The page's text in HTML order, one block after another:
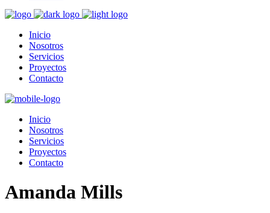
Inicio
Nosotros
Servicios
Proyectos
Contacto
Inicio
Nosotros
Servicios
Proyectos
Contacto
Amanda Mills